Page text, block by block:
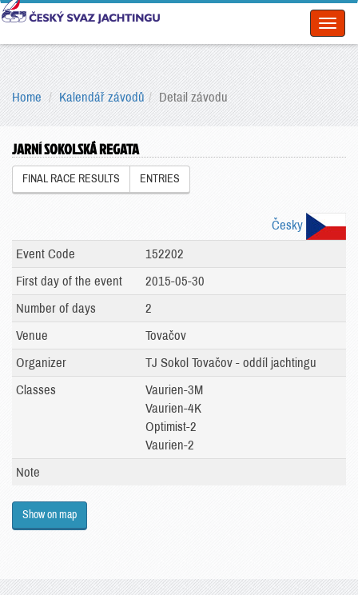
Home Kalendář závodů Detail závodu
JARNÍ SOKOLSKÁ REGATA
FINAL RACE RESULTS ENTRIES
Česky
Event Code
152202
First day of the event
2015-05-30
Number of days
2
Venue
Tovačov
Organizer
TJ Sokol Tovačov - oddíl jachtingu
Classes
Vaurien-3M
Vaurien-4K
Optimist-2
Vaurien-2
Note
Show on map